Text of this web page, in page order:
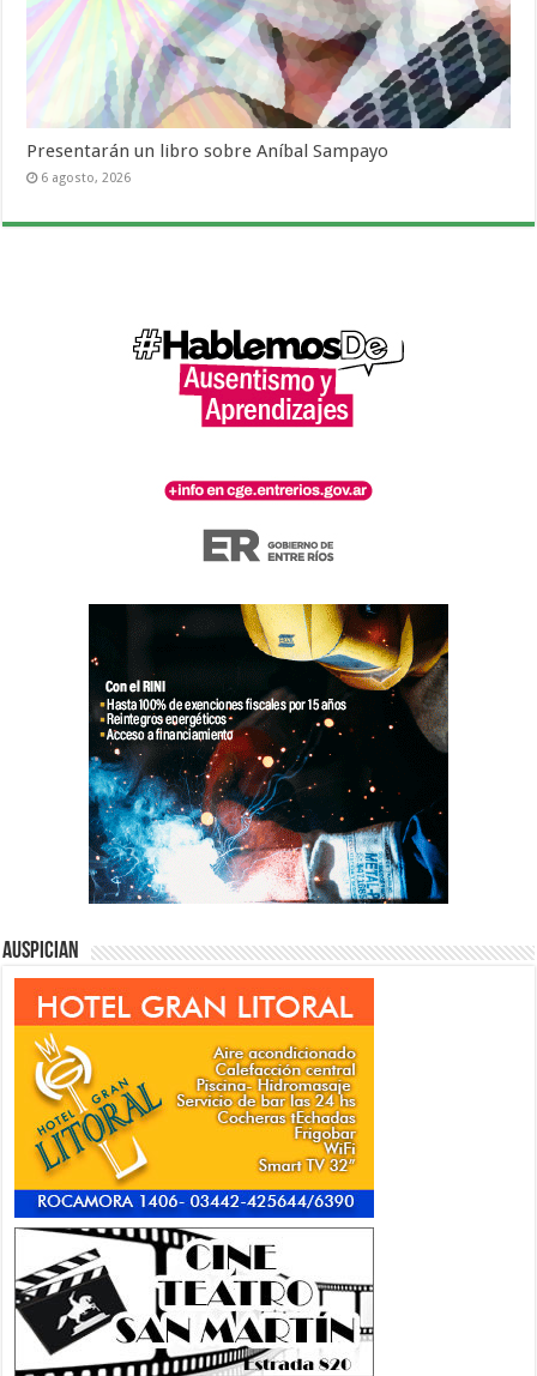
Presentarán un libro sobre Aníbal Sampayo
6 agosto, 2026
Auspician